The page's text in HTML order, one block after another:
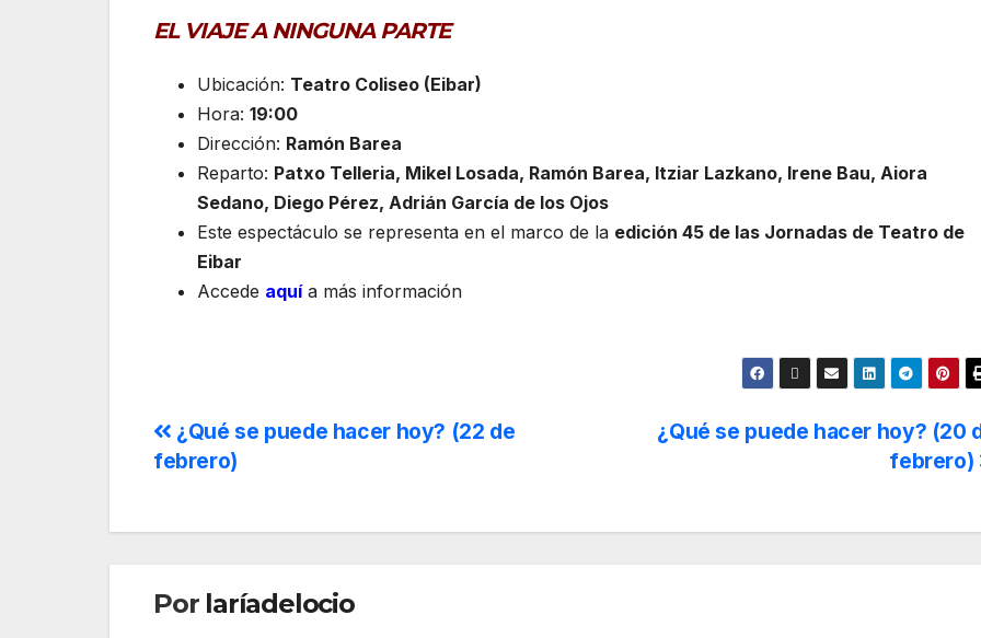
EL VIAJE A NINGUNA PARTE
Ubicación: Teatro Coliseo (Eibar)
Hora: 19:00
Dirección: Ramón Barea
Reparto: Patxo Telleria, Mikel Losada, Ramón Barea, Itziar Lazkano, Irene Bau, Aiora
Sedano, Diego Pérez, Adrián García de los Ojos
Este espectáculo se representa en el marco de la edición 45 de las Jornadas de Teatro de
Eibar
Accede aquí a más información
¿Qué se puede hacer hoy? (20
febrero)
¿Qué se puede hacer hoy? (22 de
febrero)
Por laríadelocio